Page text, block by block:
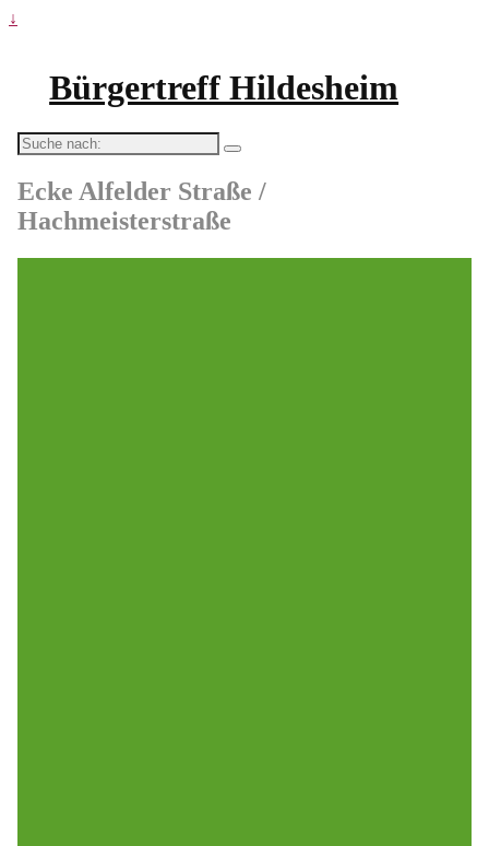
↓
Bürgertreff Hildesheim
Suche
nach:
Ecke Alfelder Straße /
Hachmeisterstraße